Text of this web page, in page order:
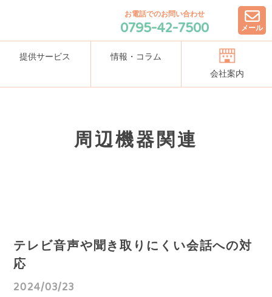
お電話でのお問い合わせ
0795-42-7500 メール
提供サービス
情報・コラム
会社案内
周辺機器関連
テレビ音声や聞き取りにくい会話への対
応
2024/03/23